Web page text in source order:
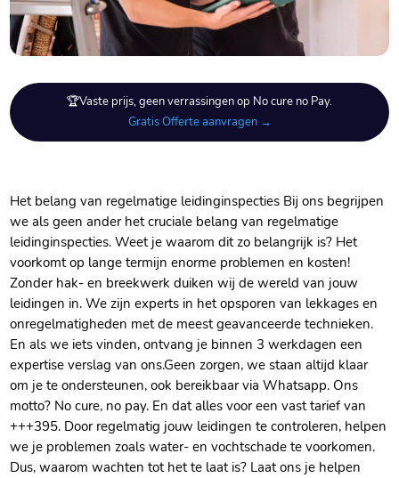
🏆Vaste prijs, geen verrassingen op No cure no Pay.
Gratis Offerte aanvragen →
Het belang van regelmatige leidinginspecties Bij ons begrijpen
we als geen ander het cruciale belang van regelmatige
leidinginspecties.​ Weet je waarom dit zo belangrijk is? Het
voorkomt op lange termijn enorme problemen en kosten!
Zonder hak- en breekwerk duiken wij de wereld van jouw
leidingen in.​ We zijn experts in het opsporen van lekkages en
onregelmatigheden met de meest geavanceerde technieken.​
En als we iets vinden, ontvang je binnen 3 werkdagen een
expertise verslag van ons.​ Geen zorgen, we staan altijd klaar
om je te ondersteunen, ook bereikbaar via Whatsapp.​ Ons
motto? No cure, no pay.​ En dat alles voor een vast tarief van
+++395.​ Door regelmatig jouw leidingen te controleren, helpen
we je problemen zoals water- en vochtschade te voorkomen.​
Dus, waarom wachten tot het te laat is? Laat ons je helpen